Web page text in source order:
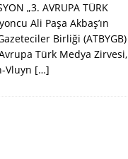
„3. AVRUPA TÜRK
Ali Paşa Akbaş’ın
Birliği (ATBYGB)
Türk Medya Zirvesi,
Vluyn […]